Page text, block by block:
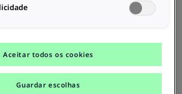
ofertas de carregamento para
seus clientes.
Aceitar todos os cookies
Guardar escolhas